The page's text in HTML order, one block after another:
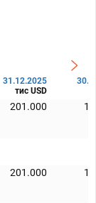
31.12.2025
тис USD
201.000
201.000